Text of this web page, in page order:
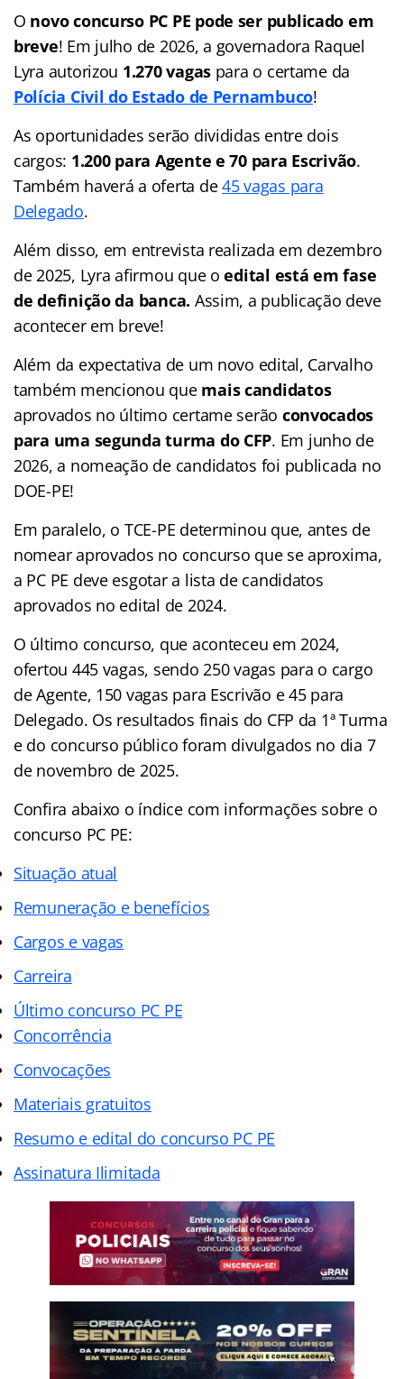
O novo concurso PC PE pode ser publicado em
breve! Em julho de 2026, a governadora Raquel
Lyra autorizou 1.270 vagas para o certame da
Polícia Civil do Estado de Pernambuco!
As oportunidades serão divididas entre dois
cargos: 1.200 para Agente e 70 para Escrivão.
Também haverá a oferta de45 vagas para
Delegado.
Além disso, em entrevista realizada em dezembro
de 2025, Lyra afirmou que oedital está em fase
de definição da banca. Assim, a publicação deve
acontecer em breve!
Além da expectativa de um novo edital, Carvalho
também mencionou que mais candidatos
aprovados no último certame serão convocados
para uma segunda turma do CFP. Em junho de
2026, a nomeação de candidatos foi publicada no
DOE-PE!
Em paralelo, o TCE-PE determinou que, antes de
nomear aprovados no concurso que se aproxima,
a PC PE deve esgotar a lista de candidatos
aprovados no edital de 2024.
O último concurso, que aconteceu em 2024,
ofertou 445 vagas, sendo 250 vagas para o cargo
de Agente, 150 vagas para Escrivão e 45 para
Delegado. Os resultados finais do CFP da 1ª Turma
e do concurso público foram divulgados no dia 7
de novembro de 2025.
Confira abaixo o índice com informações sobre o
concurso PC PE:
Situação atual
Remuneração e benefícios
Cargos e vagas
Carreira
Último concurso PC PE
Concorrência
Convocações
Materiais gratuitos
Resumo e edital do concurso PC PE
Assinatura Ilimitada